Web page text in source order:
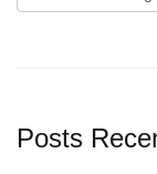
Posts